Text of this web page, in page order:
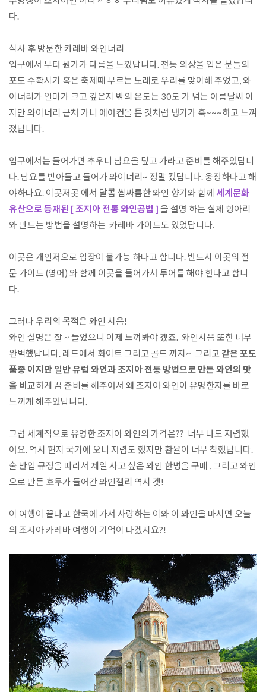
다.
식사 후 방문한 카레바 와인너리
입구에서 부터 뭔가가 다름을 느꼈답니다. 전통 의상을 입은 분들의
포도 수확시기 혹은 축제때 부르는 노래로 우리를 맞이해 주었고, 와
이너리가 얼마가 크고 깊은지 밖의 온도는 30도 가 넘는 여름날씨 이
지만 와이너리 근처 가니 에어컨을 튼 것처럼 냉기가 훅~~~하고 느껴
졌답니다.
입구에서는 들어가면 추우니 담요을 덮고 가라고 준비를 해주었답니
다. 담요를 받아들고 들어가 와이너리~ 정말 컸답니다. 웅장하다고 해
야하나요. 이곳저곳 에서 달콤 쌉싸름한 와인 향기와 함께 세계문화
유산으로 등재된 [ 조지아 전통 와인공법 ] 을 설명 하는 실제 항아리
와 만드는 방법을 설명하는  카레바 가이드도 있었답니다.
이곳은 개인저으로 입장이 불가능 하다고 합니다. 반드시 이곳의 전
문 가이드 (영어) 와 함께 이곳을 들어가서 투어를 해야 한다고 합니
다.
그러나 우리의 목적은 와인 시음!
와인 설명은 잘 ~ 들었으니 이제 느껴봐야 겠죠.  와인시음 또한 너무
완벽했답니다. 레드에서 화이트 그리고 골드 까지~  그리고 같은 포도
품종 이지만 일반 유럽 와인과 조지아 전통 방법으로 만든 와인의 맛
을 비교하게 끔 준비를 해주어서 왜 조지아 와인이 유명한지를 바로
느끼게 해주었답니다.
그럼 세계적으로 유명한 조지아 와인의 가격은??  너무 나도 저렴했
어요. 역시 현지 국가에 오니 저렴도 했지만 환율이 너무 착했답니다.
술 반입 규정을 따라서 제일 사고 싶은 와인 한병을 구매 , 그리고 와인
으로 만든 호두가 들어간 와인젤리 역시 겟!
이 여행이 끝나고 한국에 가서 사랑하는 이와 이 와인을 마시면 오늘
의 조지아 카레바 여행이 기억이 나겠지요?!